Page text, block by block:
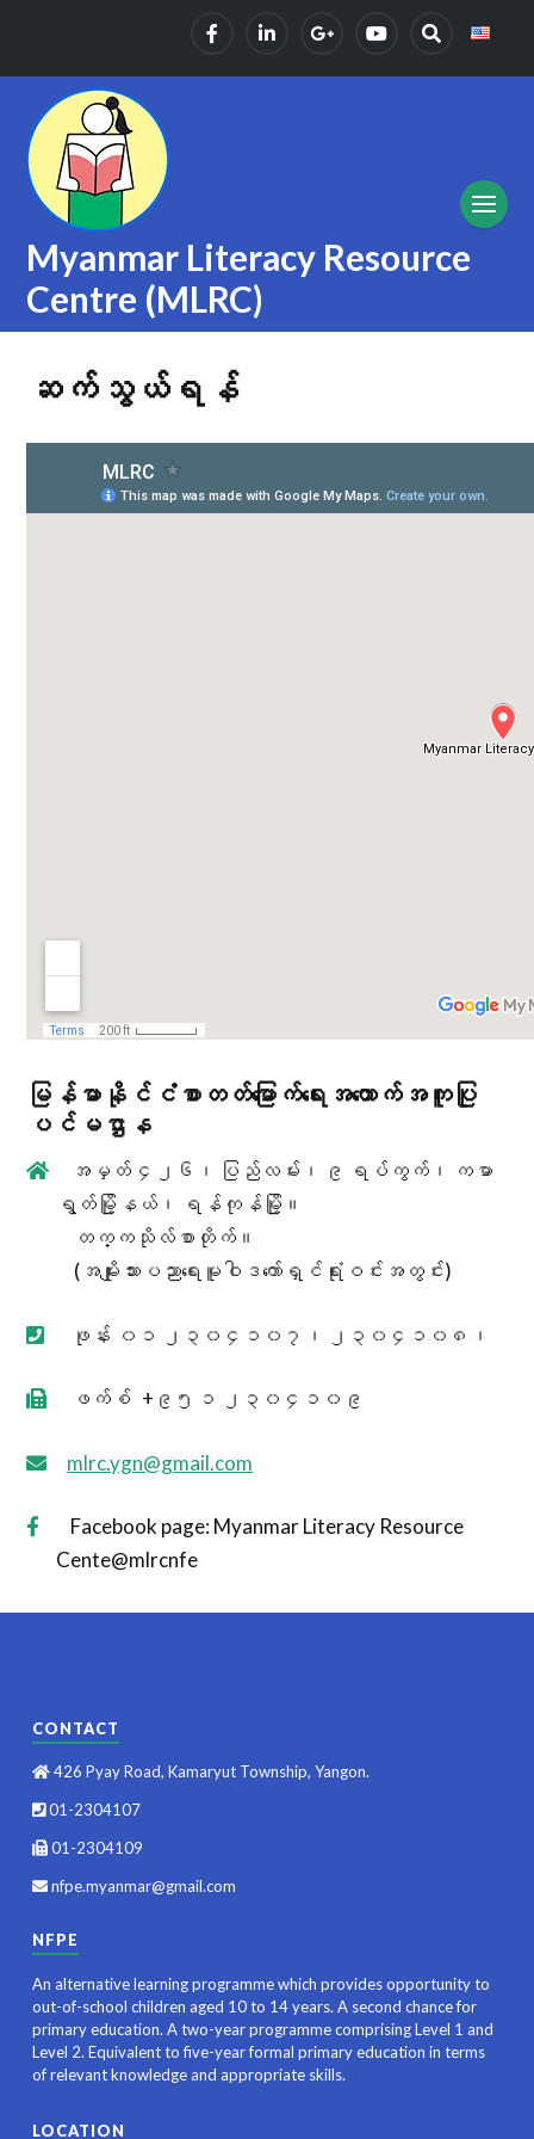
Myanmar Literacy Resource
Centre (MLRC)
ဆက်သွယ်ရန်
မြန်မာနိုင်ငံစာတတ်မြောက်ရေးအထောက်အကူပြု
ပင်မဌာန
အမှတ် ၄၂၆၊ ပြည်လမ်း၊ ၉ ရပ်ကွက်၊ ကမာ
ရွတ်မြို့နယ်၊ ရန်ကုန်မြို့။
တက္ကသိုလ်စာတိုက်။
(အမျိုးသားပညာရေးမူဝါဒကော်ရှင်ရုံးဝင်းအတွင်း)
ဖုန်း ၀၁ ၂၃၀၄၁၀၇၊ ၂၃၀၄၁၀၈၊
ဖက်စ် +၉၅ ၁ ၂၃၀၄၁၀၉
mlrc.ygn@gmail.com
Facebook page: Myanmar Literacy Resource
Cente@mlrcnfe
CONTACT
426 Pyay Road, Kamaryut Township, Yangon.
01-2304107
01-2304109
nfpe.myanmar@gmail.com
NFPE
An alternative learning programme which provides opportunity to
out-of-school children aged 10 to 14 years. A second chance for
primary education. A two-year programme comprising Level 1 and
Level 2. Equivalent to five-year formal primary education in terms
of relevant knowledge and appropriate skills.
LOCATION